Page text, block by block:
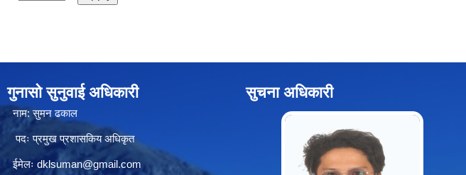
गुनासो सुनुवाई अधिकारी
नाम: सुमन ढकाल
पदः प्रमुख प्रशासकिय अधिकृत
ईमेलः dklsuman@gmail.com
सुचना अधिकारी